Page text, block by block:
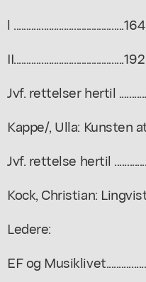
l ............................................164
II............................................192
Jvf. rettelser hertil
Kappe/, Ulla: Kunsten
Jvf. rettelse hertil
Kock, Christian:
Ledere:
EF og